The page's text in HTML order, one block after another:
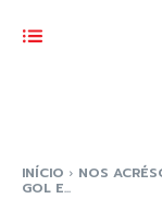
INÍCIO NOS
GOL E...